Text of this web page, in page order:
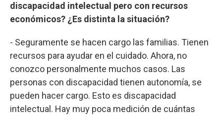
discapacidad intelectual pero con recursos
económicos? ¿Es distinta la situación?
- Seguramente se hacen cargo las familias. Tienen
recursos para ayudar en el cuidado. Ahora, no
conozco personalmente muchos casos. Las
personas con discapacidad tienen autonomía, se
pueden hacer cargo. Esto es discapacidad
intelectual. Hay muy poca medición de cuántas